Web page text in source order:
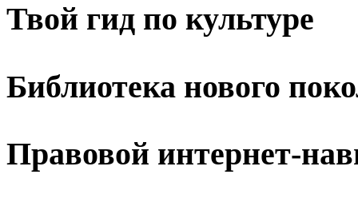
Твой гид по культуре
Библиотека нового
Правовой интернет-